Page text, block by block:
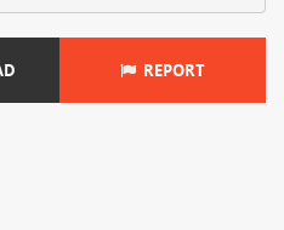
REPORT